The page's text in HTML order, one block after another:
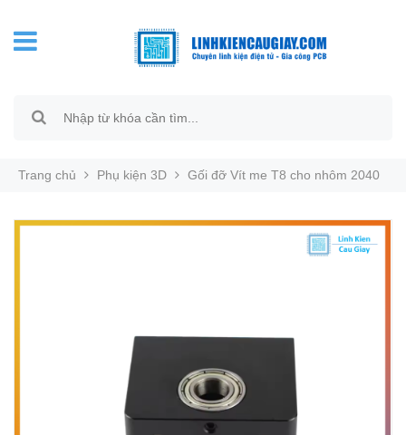
Trang chủ Phụ kiện 3D Gối đỡ Vít me T8 cho nhôm 2040